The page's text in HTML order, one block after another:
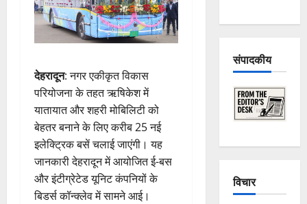
देहरादून: नगर एकीकृत विकास
परियोजना के तहत ऋषिकेश में
यातायात और शहरी मोबिलिटी को
बेहतर बनाने के लिए करीब 25 नई
इलेक्ट्रिक बसें चलाई जाएंगी। यह
जानकारी देहरादून में आयोजित ई-बस
और इंटीग्रेटेड यूनिट कंपनियों के
बिडर्स कॉन्क्लेव में सामने आई।
संपादकीय
विचार